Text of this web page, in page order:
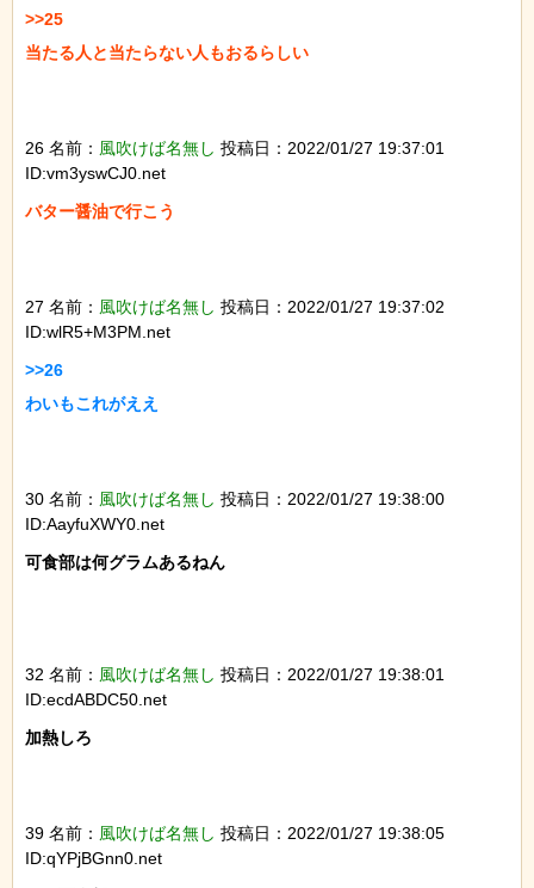
>>25
当たる人と当たらない人もおるらしい
26 名前： 風吹けば名無し 投稿日：2022/01/27 19:37:01
ID:vm3yswCJ0.net
バター醤油で行こう
27 名前： 風吹けば名無し 投稿日：2022/01/27 19:37:02
ID:wlR5+M3PM.net
>>26
わいもこれがええ
30 名前： 風吹けば名無し 投稿日：2022/01/27 19:38:00
ID:AayfuXWY0.net
可食部は何グラムあるねん
32 名前： 風吹けば名無し 投稿日：2022/01/27 19:38:01
ID:ecdABDC50.net
加熱しろ
39 名前： 風吹けば名無し 投稿日：2022/01/27 19:38:05
ID:qYPjBGnn0.net